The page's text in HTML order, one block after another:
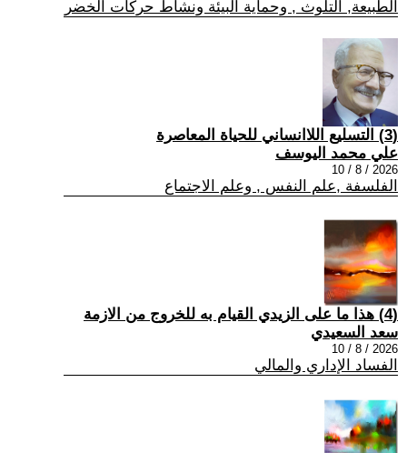
الطبيعة, التلوث , وحماية البيئة ونشاط حركات الخضر
(3) التسليع اللاانساني للحياة المعاصرة
علي محمد اليوسف
2026 / 8 / 10
الفلسفة ,علم النفس , وعلم الاجتماع
(4) هذا ما على الزيدي القيام به للخروج من الازمة
سعد السعيدي
2026 / 8 / 10
الفساد الإداري والمالي